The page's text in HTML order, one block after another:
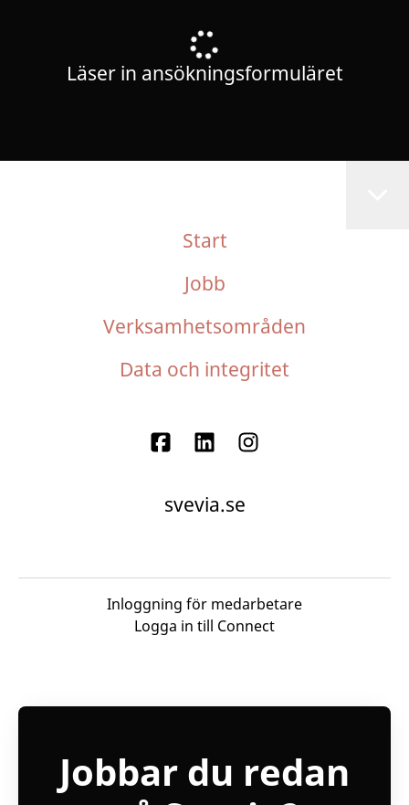
Läser in ansökningsformuläret
Start
Jobb
Verksamhetsområden
Data och integritet
svevia.se
Inloggning för medarbetare
Logga in till Connect
Jobbar du redan